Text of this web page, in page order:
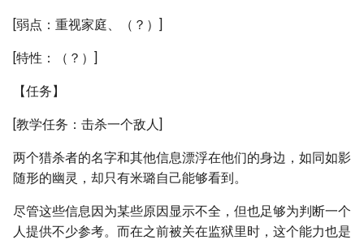
[弱点：重视家庭、（？）]
[特性：（？）]
【任务】
[教学任务：击杀一个敌人]
两个猎杀者的名字和其他信息漂浮在他们的身边，如同如影
随形的幽灵，却只有米璐自己能够看到。
尽管这些信息因为某些原因显示不全，但也足够为判断一个
人提供不少参考。而在之前被关在监狱里时，这个能力也是